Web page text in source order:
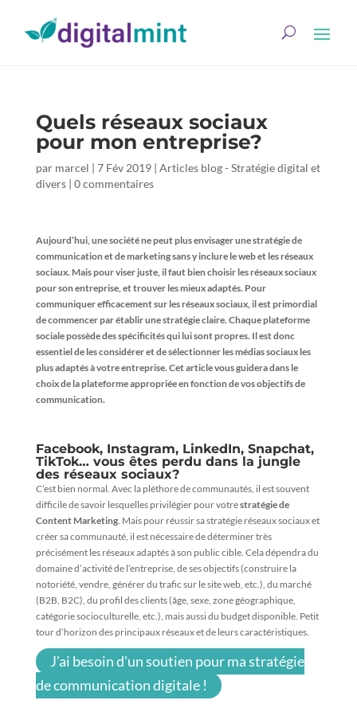
Quels réseaux sociaux
pour mon entreprise?
par marcel | 7 Fév 2019| Articles blog - Stratégie digital et
divers| 0 commentaires
Aujourd’hui, une société ne peut plus envisager une stratégie de
communication et de marketing sans y inclure le web et les réseaux
sociaux. Maispour viser juste, il faut bien choisir les réseaux sociaux
pour son entreprise, et trouver les mieux adaptés. Pour
communiquer efficacement sur les réseaux sociaux, il est primordial
de commencer par établir une stratégie claire. Chaque plateforme
sociale possède des spécificités qui lui sont propres. Il est donc
essentiel de les considérer et de sélectionner les médias sociaux les
plus adaptés à votre entreprise. Cet article vous guidera dans le
choix de la plateforme appropriée en fonction de vos objectifs de
communication.
Facebook, Instagram, LinkedIn, Snapchat,
TikTok… vous êtes perdu dans la jungle
des réseaux sociaux?
C’est bien normal. Avec la pléthore de communautés, il est souvent
difficile de savoir lesquelles privilégier pour votrestratégie de
Content Marketing. Mais pour réussir sa stratégie réseaux sociaux et
créer sa communauté, il est nécessaire de déterminer très
précisément les réseaux adaptés à son public cible. Cela dépendra du
domaine d’activité de l’entreprise, de ses objectifs (construire la
notoriété, vendre, générer du trafic sur le site web, etc.), du marché
(B2B, B2C), du profil des clients (âge, sexe, zone géographique,
catégorie socioculturelle, etc.), mais aussi du budget disponible. Petit
tour d’horizon des principaux réseaux et de leurs caractéristiques.
J’ai besoin d’un soutien pour ma stratégie
de communication digitale !